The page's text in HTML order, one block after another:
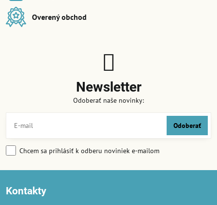
Overený obchod
Newsletter
Odoberať naše novinky:
Odoberať
Chcem sa prihlásiť k odberu noviniek e-mailom
Kontakty